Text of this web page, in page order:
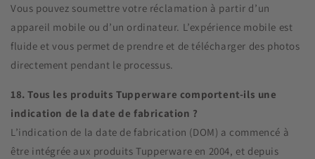
Vous pouvez soumettre votre réclamation à partir d’un
appareil mobile ou d’un ordinateur. L’expérience mobile est
fluide et vous permet de prendre et de télécharger des photos
directement pendant le processus.
18. Tous les produits Tupperware comportent-ils une
indication de la date de fabrication ?
L’indication de la date de fabrication (DOM) a commencé à
être intégrée aux produits Tupperware en 2004, et depuis